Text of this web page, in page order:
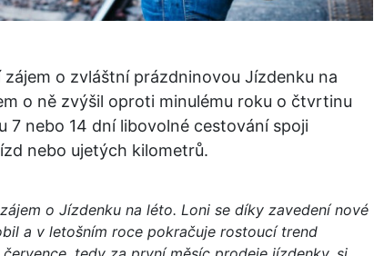
o zvláštní prázdninovou Jízdenku na
o ně zvýšil oproti minulému roku o čtvrtinu
7 nebo 14 dní libovolné cestování spoji
nebo ujetých kilometrů.
o Jízdenku na léto. Loni se díky zavedení nové
a v letošním roce pokračuje rostoucí trend